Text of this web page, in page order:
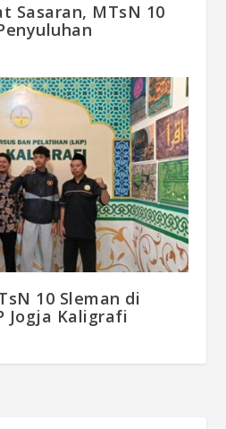
Sasaran, MTsN 10
10 Sleman di
Jogja Kaligrafi